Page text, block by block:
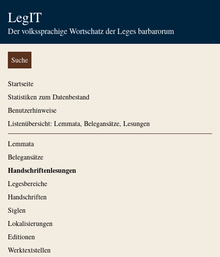
LegIT
Der volkssprachige Wortschatz der Leges barbarorum
Suche
Startseite
Statistiken zum Datenbestand
Benutzerhinweise
Listenübersicht: Lemmata, Belegansätze, Lesungen
Lemmata
Belegansätze
Handschriftenlesungen
Legesbereiche
Handschriften
Siglen
Lokalisierungen
Editionen
Werktextstellen